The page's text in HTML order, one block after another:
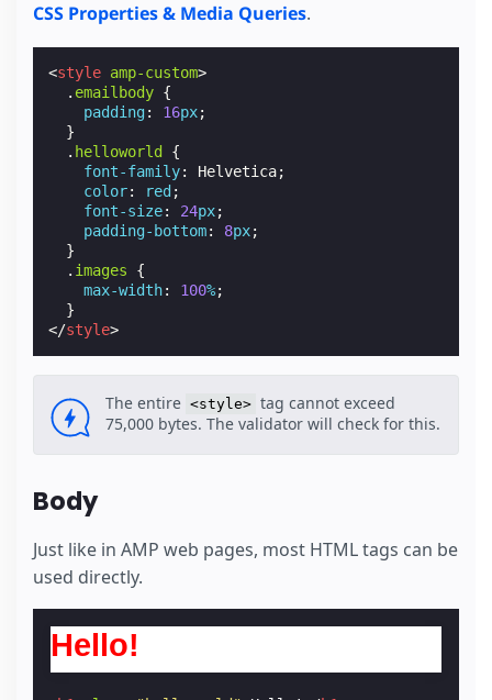
CSS Properties & Media Queries.
<style amp-custom>
. emailbody {
padding: 16px;
}
. helloworld
{
font-family: Helvetica;
color: red ;
font-size: 24px;
padding-bottom: 8px;
}
. images
{
max-width: 100%;
}
</style>
The entire <style> tag cannot exceed
75,000 bytes. The validator will check for this.
Body
Just like in AMP web pages, most HTML tags can be
used directly.
Hello!